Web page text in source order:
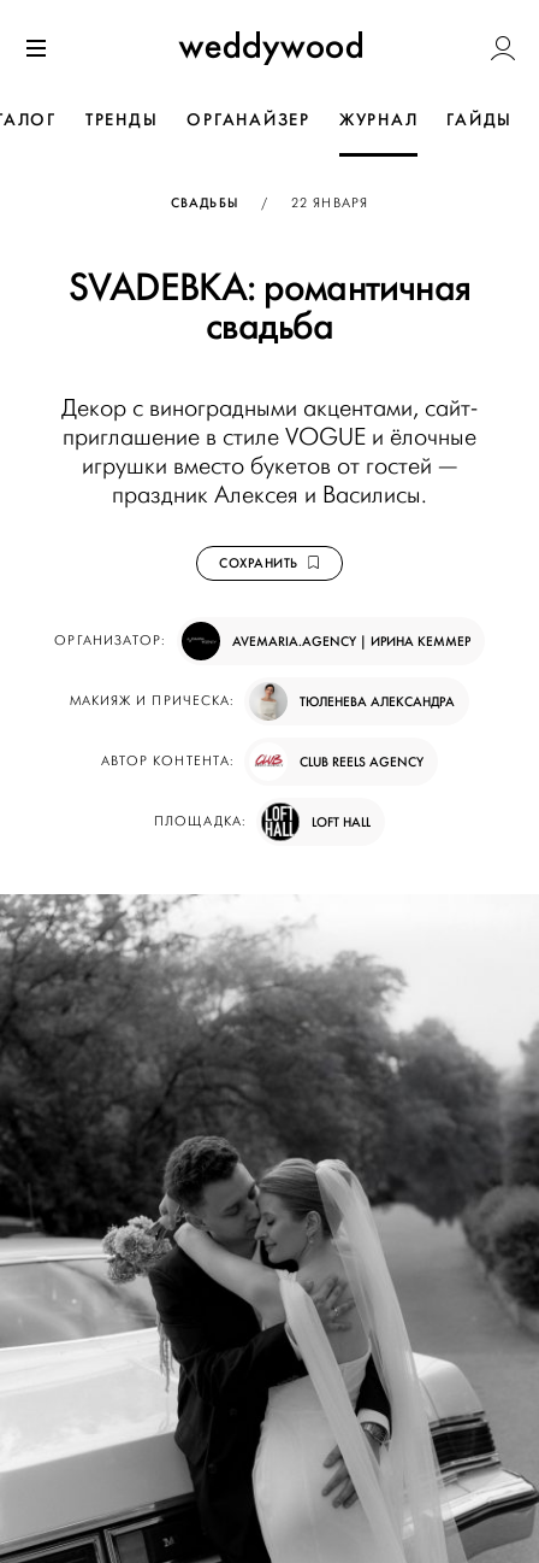
к содержанию
Weddywood
ТРЕНДЫ ОРГАНАЙЗЕР ЖУРНАЛ ГАЙДЫ
СВАДЬБЫ / ОПУБЛИКОВАНО
22 ЯНВАРЯ
SVADEBKA: романтичная
свадьба
Декор с виноградными акцентами, сайт-
приглашение в стиле VOGUE и ёлочные
игрушки вместо букетов от гостей —
праздник Алексея и Василисы.
СОХРАНИТЬ
ОРГАНИЗАТОР: AVEMARIA.AGENCY | ИРИНА КЕММЕР
МАКИЯЖ И ПРИЧЕСКА: ТЮЛЕНЕВА АЛЕКСАНДРА
АВТОР КОНТЕНТА: CLUB REELS AGENCY
ПЛОЩАДКА: LOFT HALL